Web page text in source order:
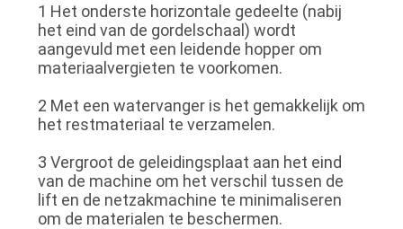
1 Het onderste horizontale gedeelte (nabij
het eind van de gordelschaal) wordt
aangevuld met een leidende hopper om
materiaalvergieten te voorkomen.
2 Met een watervanger is het gemakkelijk om
het restmateriaal te verzamelen.
3 Vergroot de geleidingsplaat aan het eind
van de machine om het verschil tussen de
lift en de netzakmachine te minimaliseren
om de materialen te beschermen.